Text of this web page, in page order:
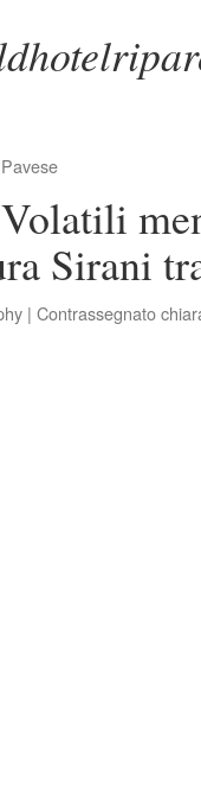
Sirani
| Contrassegnato